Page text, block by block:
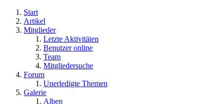
Start
Artikel
Mitglieder
Letzte Aktivitäten
Benutzer online
Team
Mitgliedersuche
Forum
Unerledigte Themen
Galerie
Alben